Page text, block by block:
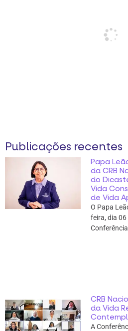
Publicações recentes
Papa
da CRB
do
Vida
de Vida
O Papa
feira, dia
CRB
da Vida
A